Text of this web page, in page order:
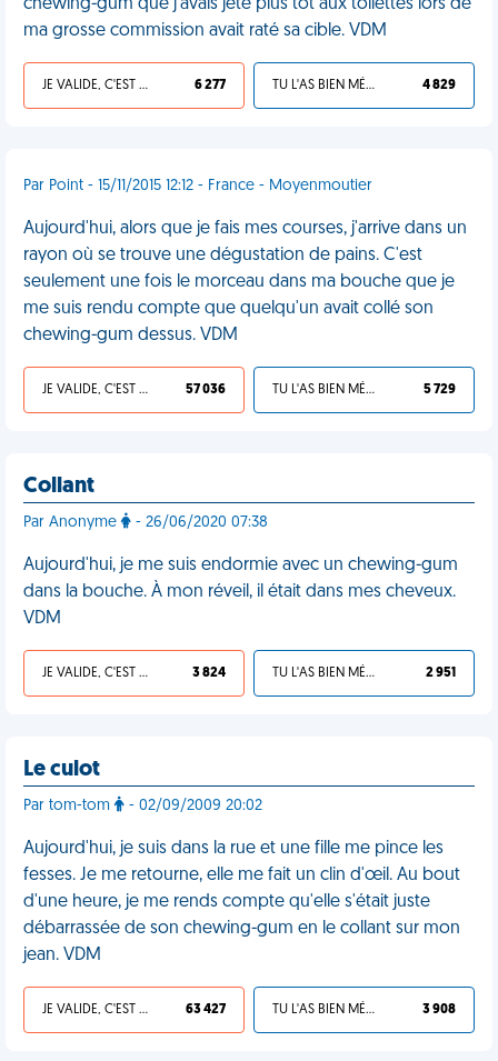
chewing-gum que j’avais jeté plus tôt aux toilettes lors de
ma grosse commission avait raté sa cible. VDM
JE VALIDE, C'EST UNE VDM 6 277 TU L'AS BIEN MÉRITÉ 4 829
Par Point - 15/11/2015 12:12 - France - Moyenmoutier
Aujourd'hui, alors que je fais mes courses, j'arrive dans un
rayon où se trouve une dégustation de pains. C'est
seulement une fois le morceau dans ma bouche que je
me suis rendu compte que quelqu'un avait collé son
chewing-gum dessus. VDM
JE VALIDE, C'EST UNE VDM 57 036 TU L'AS BIEN MÉRITÉ 5 729
Collant
Par Anonyme - 26/06/2020 07:38
Aujourd'hui, je me suis endormie avec un chewing-gum
dans la bouche. À mon réveil, il était dans mes cheveux.
VDM
JE VALIDE, C'EST UNE VDM 3 824 TU L'AS BIEN MÉRITÉ 2 951
Le culot
Par tom-tom - 02/09/2009 20:02
Aujourd'hui, je suis dans la rue et une fille me pince les
fesses. Je me retourne, elle me fait un clin d'œil. Au bout
d'une heure, je me rends compte qu'elle s'était juste
débarrassée de son chewing-gum en le collant sur mon
jean. VDM
JE VALIDE, C'EST UNE VDM 63 427 TU L'AS BIEN MÉRITÉ 3 908